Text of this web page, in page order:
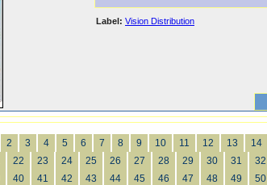
Label: Vision Distribution
2 3 4 5 6 7 8 9 10 11 12 13 14
22 23 24 25 26 27 28 29 30 31 32
40 41 42 43 44 45 46 47 48 49 50